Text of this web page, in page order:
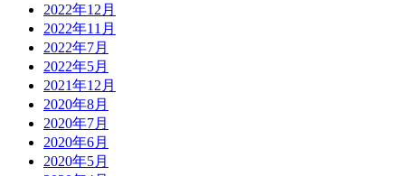
2022年12月
2022年11月
2022年7月
2022年5月
2021年12月
2020年8月
2020年7月
2020年6月
2020年5月